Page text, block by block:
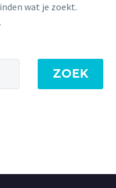
wat je zoekt.
ZOEK